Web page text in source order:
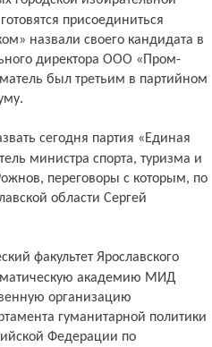
присоединиться
назвали своего кандидата в
директора ООО «Пром­
был третьим в партийном
министра спорта, туризма и
переговоры с которым, по
области Сергей
академию МИД
организацию
гуманитарной политики
Федерации по